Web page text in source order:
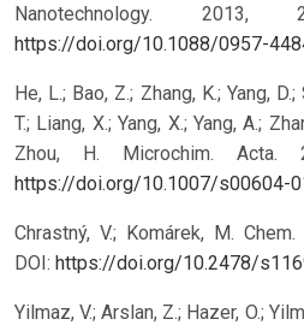
Nanotechnology.
https://doi.org/10.1088/0957-
He, L.; Bao, Z.; Zhang, K.; Yang,
T.; Liang, X.; Yang, X.; Yang, A.;
Zhou, H. Microchim. Acta.
https://doi.org/10.1007/s00604-
Chrastný, V.; Komárek, M.
DOI: https://doi.org/10.2478/
Yilmaz, V.; Arslan, Z.; Hazer, O.;